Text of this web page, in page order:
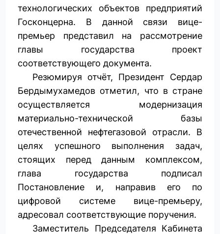
технологических объектов предприятий
Госконцерна. В данной связи вице-
премьер представил на рассмотрение
главы государства проект
соответствующего документа.
Резюмируя отчёт, Президент Сердар
Бердымухамедов отметил, что в стране
осуществляется модернизация
материально-технической базы
отечественной нефтегазовой отрасли. В
целях успешного выполнения задач,
стоящих перед данным комплексом,
глава государства подписал
Постановление и, направив его по
цифровой системе вице-премьеру,
адресовал соответствующие поручения.
Заместитель Председателя Кабинета